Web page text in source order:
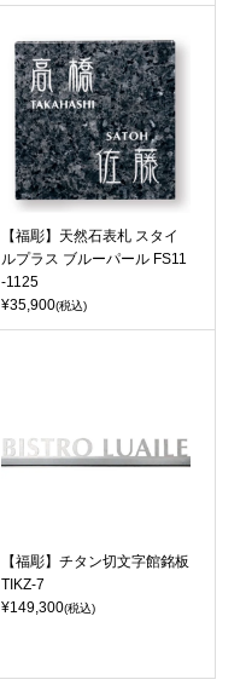
【福彫】天然石表札 スタイ
ルプラス ブルーパール FS11
-1125
¥35,900(税込)
【福彫】チタン切文字館銘板
TIKZ-7
¥149,300(税込)